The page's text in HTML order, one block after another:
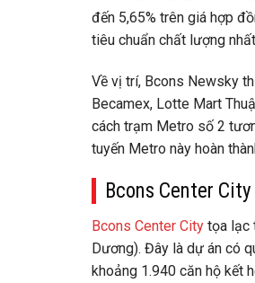
đến 5,65% trên giá hợp
tiêu chuẩn chất lượng
Về vị trí, Bcons Newsky
Becamex, Lotte Mart
cách trạm Metro số 2
tuyến Metro này hoàn
Bcons Center
Bcons Center City tọa lạc
Dương). Đây là dự án có
khoảng 1.940 căn hộ kết